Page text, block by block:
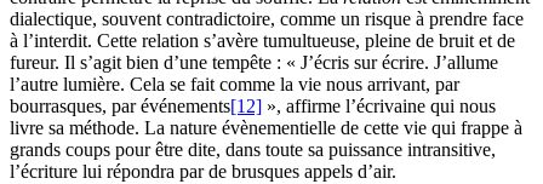
dialectique, souvent contradictoire, comme un risque à prendre face
à l’interdit. Cette relation s’avère tumultueuse, pleine de bruit et de
fureur. Il s’agit bien d’une tempête : « J’écris sur écrire. J’allume
l’autre lumière. Cela se fait comme la vie nous arrivant, par
bourrasques, par événements[12] », affirme l’écrivaine qui nous
livre sa méthode. La nature évènementielle de cette vie qui frappe à
grands coups pour être dite, dans toute sa puissance intransitive,
l’écriture lui répondra par de brusques appels d’air.